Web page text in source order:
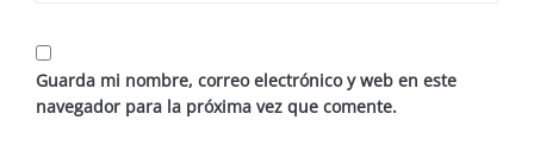
Guarda mi nombre, correo electrónico y web en este
navegador para la próxima vez que comente.